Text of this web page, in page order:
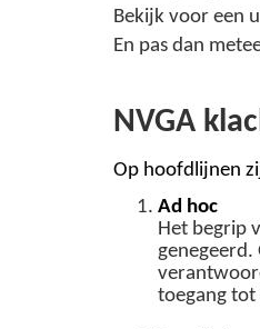
Bekijk voor een
En pas dan
NVGA
Op hoofdlijnen
Ad hoc
Het begrip
genegeerd.
toegang tot